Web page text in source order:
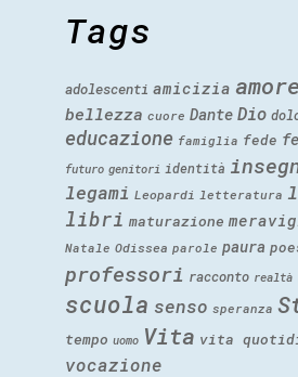
Tags
adolescenti amicizia amore
bellezza cuore Dante Dio
educazione famiglia fede
futuro genitori identità
legami Leopardi letteratura
libri maturazione
Natale Odissea parole paura
professori racconto realtà
scuola senso speranza
tempo uomo Vita vita
vocazione